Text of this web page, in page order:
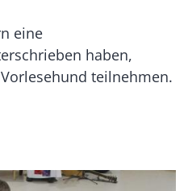
eine
haben,
teilnehmen.